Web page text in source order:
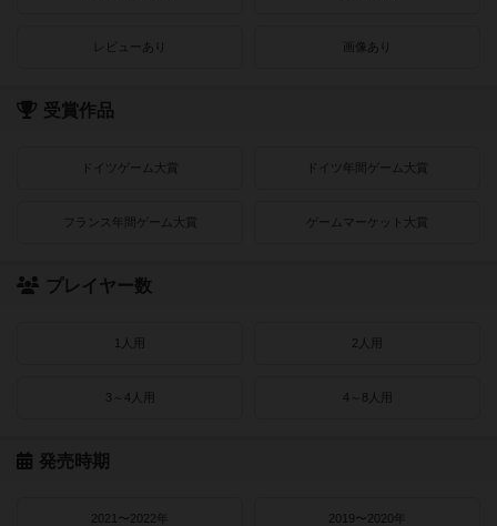
レビューあり 画像あり
受賞作品
ドイツゲーム大賞 ドイツ年間ゲーム大賞
フランス年間ゲーム大賞 ゲームマーケット大賞
プレイヤー数
1人用 2人用
3～4人用 4～8人用
発売時期
2021〜2022年 2019〜2020年